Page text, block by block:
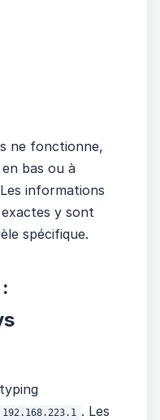
ne fonctionne,
bas ou à
informations
y sont
spécifique.
192.168.223.1
. Les